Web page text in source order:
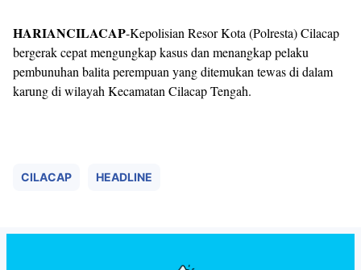
HARIANCILACAP-Kepolisian Resor Kota (Polresta) Cilacap
bergerak cepat mengungkap kasus dan menangkap pelaku
pembunuhan balita perempuan yang ditemukan tewas di dalam
karung di wilayah Kecamatan Cilacap Tengah.
CILACAP HEADLINE